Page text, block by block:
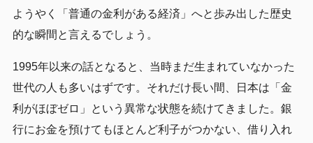
ようやく「普通の金利がある経済」へと歩み出した歴史
的な瞬間と言えるでしょう。
1995年以来の話となると、当時まだ生まれていなかった
世代の人も多いはずです。それだけ長い間、日本は「金
利がほぼゼロ」という異常な状態を続けてきました。銀
行にお金を預けてもほとんど利子がつかない、借り入れ